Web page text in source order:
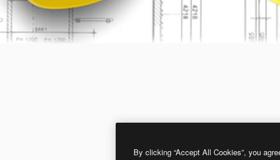
By clicking “Accept All Cookies”, you